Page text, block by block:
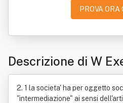
PROVA ORA
Descrizione di W
2. 1 la societa' ha per oggetto
"intermediazione" ai sensi